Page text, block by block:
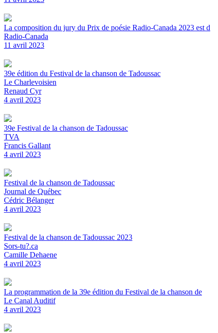
La composition du jury du Prix de poésie Radio-Canada 2023 est d
Radio-Canada
11 avril 2023
39e édition du Festival de la chanson de Tadoussac
Le Charlevoisien
Renaud Cyr
4 avril 2023
39e Festival de la chanson de Tadoussac
TVA
Francis Gallant
4 avril 2023
Festival de la chanson de Tadoussac
Journal de Québec
Cédric Bélanger
4 avril 2023
Festival de la chanson de Tadoussac 2023
Sors-tu?.ca
Camille Dehaene
4 avril 2023
La programmation de la 39e édition du Festival de la chanson de
Le Canal Auditif
4 avril 2023